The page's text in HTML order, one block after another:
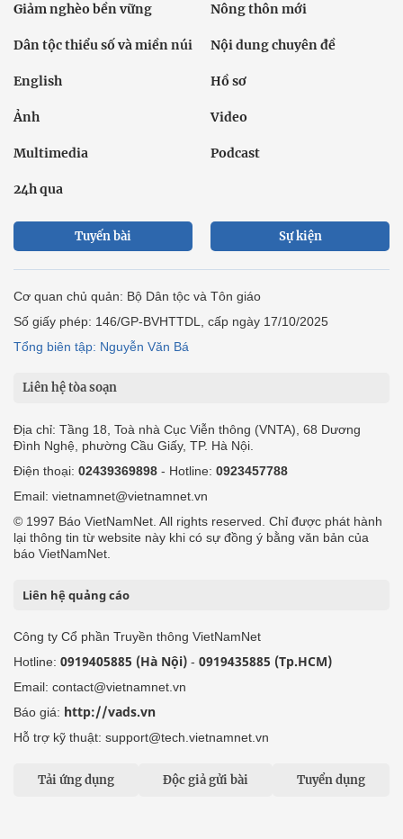
Giảm nghèo bền vững Nông thôn mới
Dân tộc thiểu số và miền núi Nội dung chuyên đề
English Hồ sơ
Ảnh Video
Multimedia Podcast
24h qua
Tuyến bài Sự kiện
Cơ quan chủ quản: Bộ Dân tộc và Tôn giáo
Số giấy phép: 146/GP-BVHTTDL, cấp ngày 17/10/2025
Tổng biên tập: Nguyễn Văn Bá
Liên hệ tòa soạn
Địa chỉ: Tầng 18, Toà nhà Cục Viễn thông (VNTA), 68 Dương
Đình Nghệ, phường Cầu Giấy, TP. Hà Nội.
Điện thoại: 02439369898 - Hotline: 0923457788
Email: vietnamnet@vietnamnet.vn
© 1997 Báo VietNamNet. All rights reserved. Chỉ được phát hành
lại thông tin từ website này khi có sự đồng ý bằng văn bản của
báo VietNamNet.
Liên hệ quảng cáo
Công ty Cổ phần Truyền thông VietNamNet
Hotline: 0919405885 (Hà Nội) - 0919435885 (Tp.HCM)
Email: contact@vietnamnet.vn
Báo giá: http://vads.vn
Hỗ trợ kỹ thuật: support@tech.vietnamnet.vn
Tải ứng dụng Độc giả gửi bài Tuyển dụng